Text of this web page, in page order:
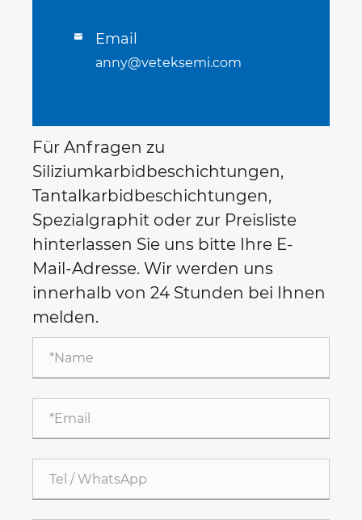
 Email
anny@veteksemi.com
Für Anfragen zu
Siliziumkarbidbeschichtungen,
Tantalkarbidbeschichtungen,
Spezialgraphit oder zur Preisliste
hinterlassen Sie uns bitte Ihre E-
Mail-Adresse. Wir werden uns
innerhalb von 24 Stunden bei Ihnen
melden.